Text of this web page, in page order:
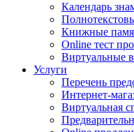
Календарь
Книжные
Online тест
Виртуальные
Услуги
Перечень
Интернет-
Виртуальная